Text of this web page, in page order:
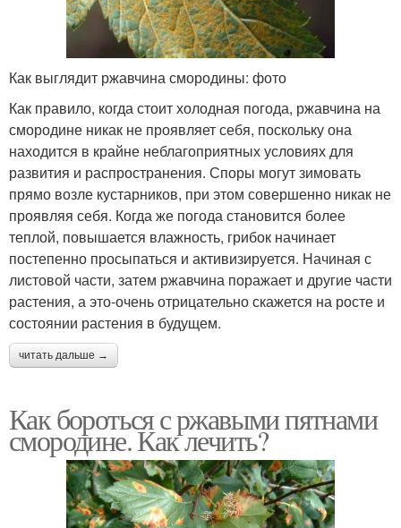
Как выглядит ржавчина смородины: фото
Как правило, когда стоит холодная погода, ржавчина на
смородине никак не проявляет себя, поскольку она
находится в крайне неблагоприятных условиях для
развития и распространения. Споры могут зимовать
прямо возле кустарников, при этом совершенно никак не
проявляя себя. Когда же погода становится более
теплой, повышается влажность, грибок начинает
постепенно просыпаться и активизируется. Начиная с
листовой части, затем ржавчина поражает и другие части
растения, а это-очень отрицательно скажется на росте и
состоянии растения в будущем.
читать дальше →
Как бороться с ржавыми пятнами
смородине. Как лечить?